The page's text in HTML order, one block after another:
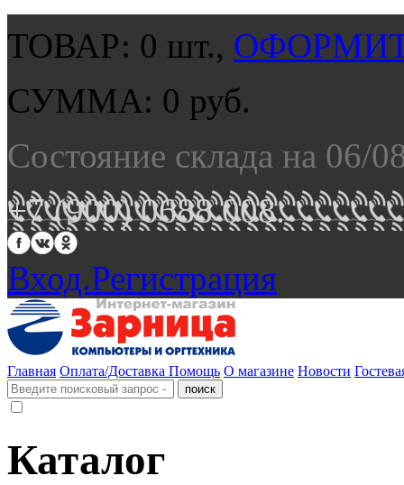
ТОВАР: 0 шт.,
СУММА: 0 руб.
Состояние склада на 06/
+7 (900) 0688 008.
Вход.Регистрация
Главная Оплата/Доставка Помощь О магазине Новости
Каталог